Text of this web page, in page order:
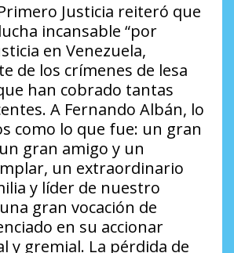
Justicia reiteró que
incansable “por
en Venezuela,
de los crímenes de lesa
han cobrado tantas
A Fernando Albán, lo
como lo que fue: un gran
gran amigo y un
un extraordinario
y líder de nuestro
gran vocación de
en su accionar
y gremial. La pérdida de